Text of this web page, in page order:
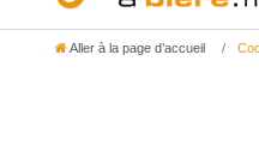
Aller à la page d’accueil